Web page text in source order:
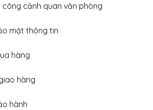
công cảnh quan văn phòng
mật thông tin
hàng
hàng
hành